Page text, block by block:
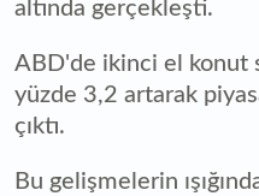
altında gerçekleşti.
ABD'de ikinci el konut
yüzde 3,2 artarak
çıktı.
Bu gelişmelerin